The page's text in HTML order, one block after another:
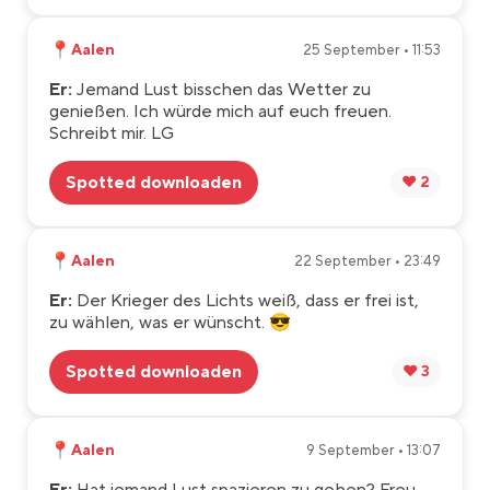
📍 Aalen 25 September • 11:53
Er: Jemand Lust bisschen das Wetter zu
genießen. Ich würde mich auf euch freuen.
Schreibt mir. LG
Spotted downloaden ❤️ 2
📍 Aalen 22 September • 23:49
Er: Der Krieger des Lichts weiß, dass er frei ist,
zu wählen, was er wünscht. 😎
Spotted downloaden ❤️ 3
📍 Aalen 9 September • 13:07